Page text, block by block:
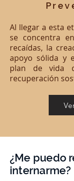
Al llegar a esta
se concentra
recaídas, la
apoyo sólida y
plan de vida
recuperación
¿Me puedo
internarme?